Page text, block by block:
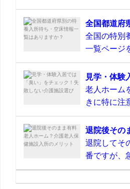
全国都道府
全国の特別
一覧ページ
見学・体験
老人ホーム
きに特に注
退院後その
退院してそ
番ですが、